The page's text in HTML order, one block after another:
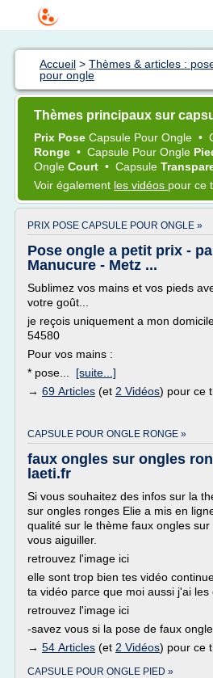
Accueil > Thèmes & articles :
pour ongle
Thèmes principaux sur
Prix Pose Capsule Pour Ongle •
Ronge • Capsule Pour Ongle
Ongle Court • Capsule
Voir également les vidéos pour ce
PRIX POSE CAPSULE POUR ONGLE »
Pose ongle a petit prix -
Manucure - Metz ...
Sublimez vos mains et vos pieds
votre goût...
je reçois uniquement a mon
54580
Pour vos mains :
* pose... [suite...]
→ 69 Articles (et 2 Vidéos) pour ce
CAPSULE POUR ONGLE RONGE »
faux ongles sur ongles
laeti.fr
Si vous souhaitez des infos sur la
sur ongles ronges Elie a mis en
qualité sur le thème faux ongles
vous aiguiller.
retrouvez l'image ici
elle sont trop bien tes vidéo
ta vidéo parce que moi aussi j'ai les
retrouvez l'image ici
-savez vous si la pose de faux
→ 54 Articles (et 2 Vidéos) pour ce
CAPSULE POUR ONGLE PIED »